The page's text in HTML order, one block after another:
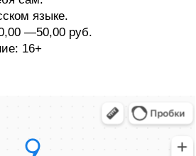
языке.
—50,00 руб.
16+